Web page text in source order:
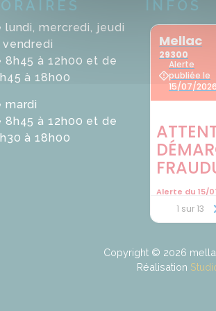
lundi, mercredi, jeudi
8h45 à 12h00 et de
à 18h00
mardi
8h45 à 12h00 et de
à 18h00
INFOS
Copyright © 2026
Réalisation